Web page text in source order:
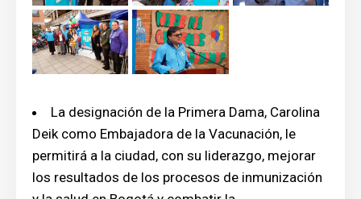
La designación de la Primera Dama, Carolina
Deik como Embajadora de la Vacunación, le
permitirá a la ciudad, con su liderazgo, mejorar
los resultados de los procesos de inmunización